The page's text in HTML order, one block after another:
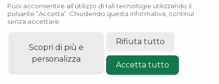
Puoi acconsentire all’utilizzo di tali tecnologie utilizzando il
pulsante “Accetta”. Chiudendo questa informativa, continui
senza accettare.
Scopri di più e
personalizza
Rifiuta tutto
Accetta tutto